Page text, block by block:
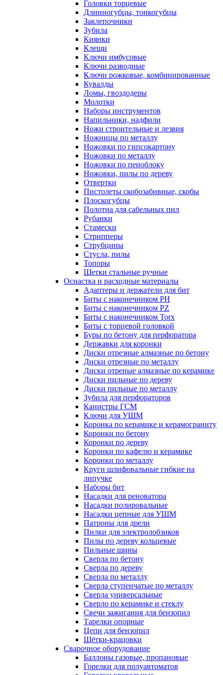
Головки торцевые
Длинногубцы, тонкогубцы
Заклепочники
Зубила
Киянки
Клещи
Ключи имбусовые
Ключи разводные
Ключи рожковые, комбинированные
Кувалды
Ломы, гвоздодеры
Молотки
Наборы инструментов
Напильники, надфили
Ножи строительные и лезвия
Ножницы по металлу
Ножовки по гипсокартону
Ножовки по металлу
Ножовки по пеноблоку
Ножовки, пилы по дереву
Отвертки
Пистолеты скобозабивные, скобы
Плоскогубцы
Полотна для сабельных пил
Рубанки
Стамески
Стрипперы
Струбцины
Стусла, пилы
Топоры
Щетки стальные ручные
Оснастка и расходные материалы
Адаптеры и держатели для бит
Биты с наконечником PH
Биты с наконечником PZ
Биты с наконечником Torx
Биты с торцевой головкой
Буры по бетону для перфоратора
Державки для коронки
Диски отрезные алмазные по бетону
Диски отрезные по металлу
Диски отреные алмазные по керамике
Диски пильные по дереву
Диски пильные по металлу
Зубила для перфораторов
Канистры ГСМ
Ключи для УШМ
Коронка по керамике и керамограниту
Коронки по бетону
Коронки по дереву
Коронки по кафелю и керамике
Коронки по металлу
Круги шлифовальные гибкие на
липучке
Наборы бит
Насадки для реноватора
Насадки полировальные
Насадки цепные для УШМ
Патроны для дрели
Пилки для электролобзиков
Пилы по дереву кольцевые
Пильные шины
Сверла по бетону
Сверла по дереву
Сверла по металлу
Сверла ступенчатые по металлу
Сверла универсальные
Сверло по керамике и стеклу
Свечи зажигания для бензопил
Тарелки опорные
Цепи для бензопил
Щётки-крацовки
Сварочное оборудование
Баллоны газовые, пропановые
Горелки для полуавтоматов